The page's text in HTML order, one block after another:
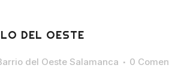
DEL OESTE
del Oeste Salamanca 0